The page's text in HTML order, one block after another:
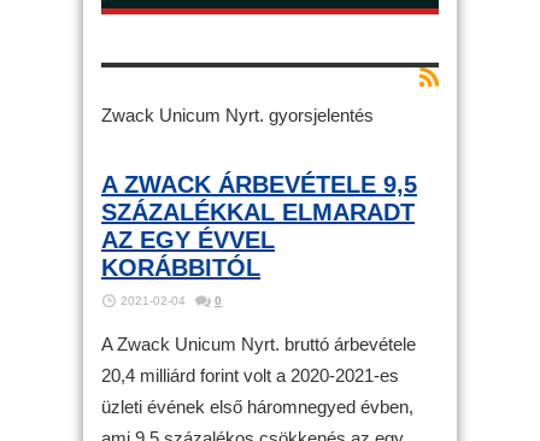
Zwack Unicum Nyrt. gyorsjelentés
A ZWACK ÁRBEVÉTELE 9,5
SZÁZALÉKKAL ELMARADT
AZ EGY ÉVVEL
KORÁBBITÓL
2021-02-04 0
A Zwack Unicum Nyrt. bruttó árbevétele
20,4 milliárd forint volt a 2020-2021-es
üzleti évének első háromnegyed évben,